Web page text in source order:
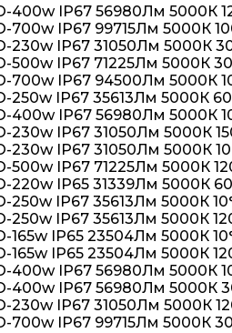
400w IP67 56980Лм 5000К
IP67 99715Лм 5000К
230w IP67 31050Лм 5000К
500w IP67 71225Лм 5000К
700w IP67 94500Лм 5000К
250w IP67 35613Лм 5000К
400w IP67 56980Лм 5000К
230w IP67 31050Лм 5000К
230w IP67 31050Лм 5000К
IP67 71225Лм 5000К
220w IP65 31339Лм 5000К
IP67 35613Лм 5000К
IP67 35613Лм 5000К
IP65 23504Лм 5000К
IP65 23504Лм 5000К
400w IP67 56980Лм 5000К
400w IP67 56980Лм 5000К
230w IP67 31050Лм 5000К
700w IP67 99715Лм 5000К